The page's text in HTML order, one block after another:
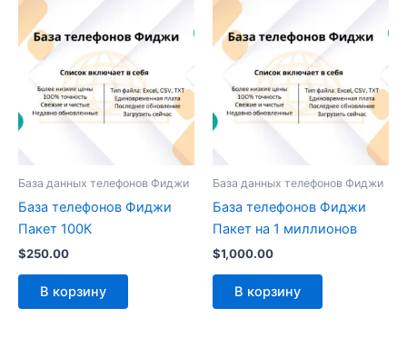
База данных телефонов Фиджи
База телефонов Фиджи
Пакет 100К
$250.00
В корзину
База данных телефонов Фиджи
База телефонов Фиджи
Пакет на 1 миллионов
$1,000.00
В корзину